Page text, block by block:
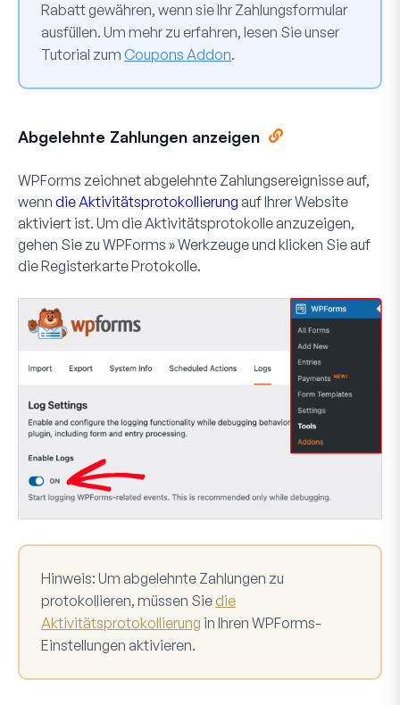
Rabatt gewähren, wenn sie Ihr Zahlungsformular
ausfüllen. Um mehr zu erfahren, lesen Sie unser
Tutorial zum Coupons Addon.
Abgelehnte Zahlungen anzeigen
WPForms zeichnet abgelehnte Zahlungsereignisse auf,
wenn die Aktivitätsprotokollierung auf Ihrer Website
aktiviert ist. Um die Aktivitätsprotokolle anzuzeigen,
gehen Sie zu WPForms » Werkzeugeund klicken Sie auf
die RegisterkarteProtokolle.
Hinweis: Um abgelehnte Zahlungen zu
protokollieren, müssen Sie die
Aktivitätsprotokollierung in Ihren WPForms-
Einstellungen aktivieren.